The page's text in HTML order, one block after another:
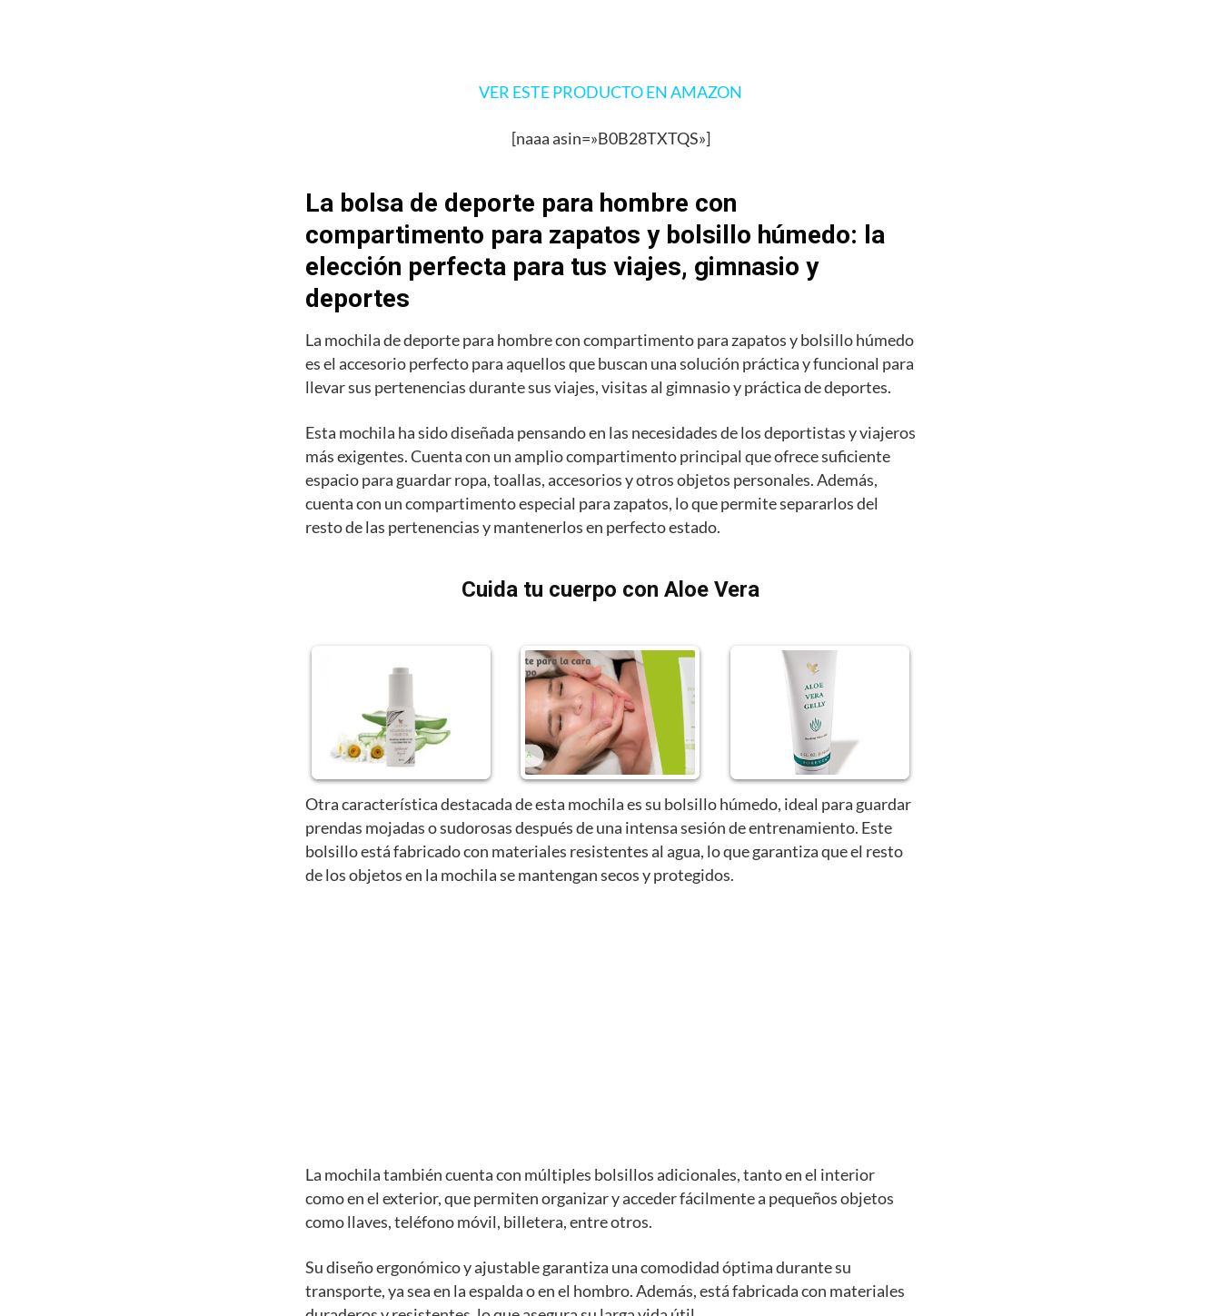
VER ESTE PRODUCTO EN AMAZON
[naaa asin=»B0B28TXTQS»]
La bolsa de deporte para hombre con
compartimento para zapatos y bolsillo húmedo: la
elección perfecta para tus viajes, gimnasio y
deportes
La mochila de deporte para hombre con compartimento para zapatos y bolsillo húmedo
es el accesorio perfecto para aquellos que buscan una solución práctica y funcional para
llevar sus pertenencias durante sus viajes, visitas al gimnasio y práctica de deportes.
Esta mochila ha sido diseñada pensando en las necesidades de los deportistas y viajeros
más exigentes. Cuenta con un amplio compartimento principal que ofrece suficiente
espacio para guardar ropa, toallas, accesorios y otros objetos personales. Además,
cuenta con un compartimento especial para zapatos, lo que permite separarlos del
resto de las pertenencias y mantenerlos en perfecto estado.
Cuida tu cuerpo con Aloe Vera
Otra característica destacada de esta mochila es su bolsillo húmedo, ideal para guardar
prendas mojadas o sudorosas después de una intensa sesión de entrenamiento. Este
bolsillo está fabricado con materiales resistentes al agua, lo que garantiza que el resto
de los objetos en la mochila se mantengan secos y protegidos.
La mochila también cuenta con múltiples bolsillos adicionales, tanto en el interior
como en el exterior, que permiten organizar y acceder fácilmente a pequeños objetos
como llaves, teléfono móvil, billetera, entre otros.
Su diseño ergonómico y ajustable garantiza una comodidad óptima durante su
transporte, ya sea en la espalda o en el hombro. Además, está fabricada con materiales